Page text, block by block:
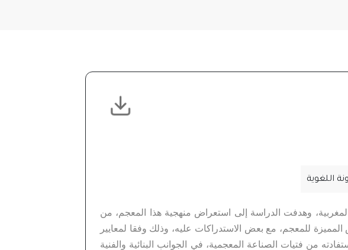
اللغوية
وهدفت الدراسة إلى استعراض منهجية هذا المعجم، من
للمعجم، مع بعض الاستدراكات عليه، وذلك وفقا لمعايير
من فتيات الصناعة المعجمية، في الجوانب البنائية والفنية